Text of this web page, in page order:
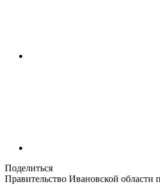
Поделиться
Правительство Ивановской